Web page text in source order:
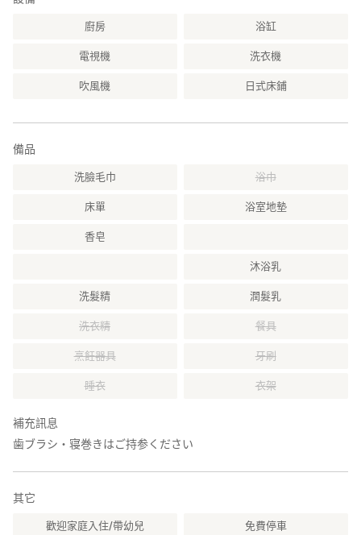
廚房 浴缸
電視機 洗衣機
吹風機 日式床鋪
備品
洗臉毛巾 浴巾
床單 浴室地墊
香皂
沐浴乳
洗髮精 潤髮乳
洗衣精 餐具
烹飪器具 牙刷
睡衣 衣架
補充訊息
歯ブラシ・寝巻きはご持参ください
其它
歡迎家庭入住/帶幼兒 免費停車